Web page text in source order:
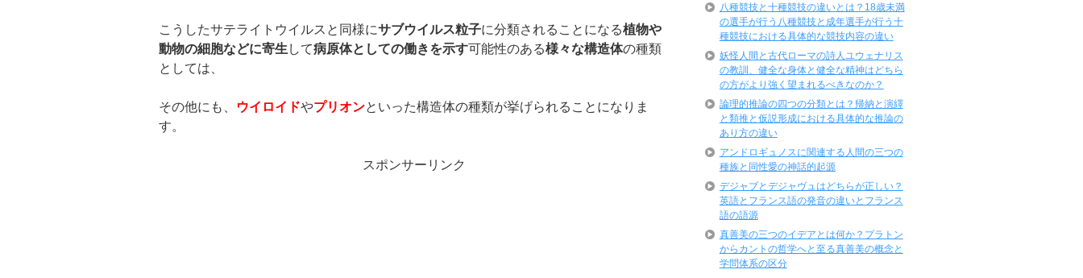
こうしたサテライトウイルスと同様にサブウイルス粒子に分類されることになる植物や
動物の細胞などに寄生 して病原体としての働きを示す可能性のある様々な構造体の種類
としては、
その他にも、 ウイロイドやプリオンといった構造体の種類が挙げられることになりま
す。
スポンサーリンク
八種競技と十種競技の違いとは？18歳未満
の選手が行う八種競技と成年選手が行う十
種競技における具体的な競技内容の違い
妖怪人間と古代ローマの詩人ユウェナリス
の教訓、健全な身体と健全な精神はどちら
の方がより強く望まれるべきなのか？
論理的推論の四つの分類とは？帰納と演繹
と類推と仮説形成における具体的な推論の
あり方の違い
アンドロギュノスに関連する人間の三つの
種族と同性愛の神話的起源
デジャブとデジャヴュはどちらが正しい？
英語とフランス語の発音の違いとフランス
語の語源
真善美の三つのイデアとは何か？プラトン
からカントの哲学へと至る真善美の概念と
学問体系の区分